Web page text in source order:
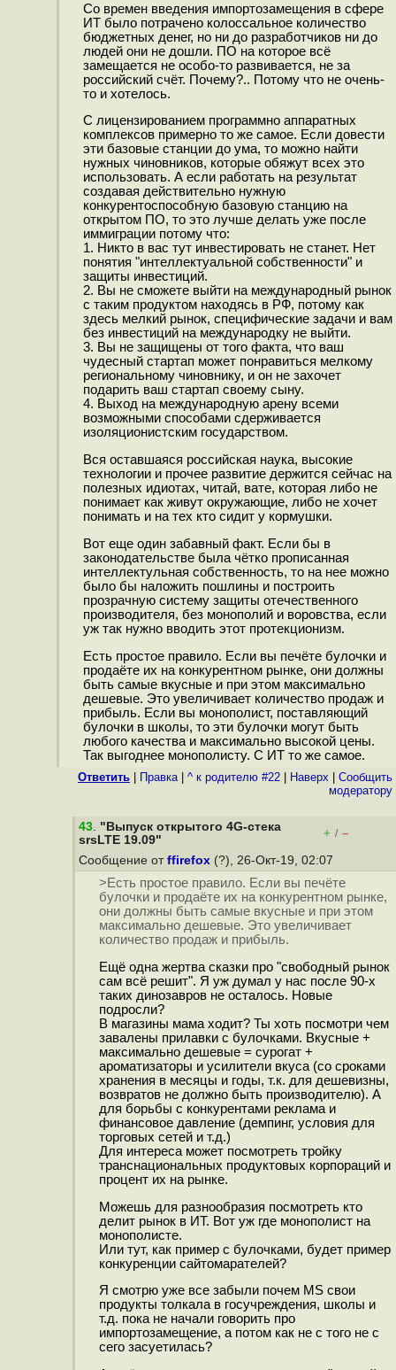
Со времен введения импортозамещения в сфере
ИТ было потрачено колоссальное количество
бюджетных денег, но ни до разработчиков ни до
людей они не дошли. ПО на которое всё
замещается не особо-то развивается, не за
российский счёт. Почему?.. Потому что не очень-
то и хотелось.
С лицензированием программно аппаратных
комплексов примерно то же самое. Если довести
эти базовые станции до ума, то можно найти
нужных чиновников, которые обяжут всех это
использовать. А если работать на результат
создавая действительно нужную
конкурентоспособную базовую станцию на
открытом ПО, то это лучше делать уже после
иммиграции потому что:
1. Никто в вас тут инвестировать не станет. Нет
понятия "интеллектуальной собственности" и
защиты инвестиций.
2. Вы не сможете выйти на международный рынок
с таким продуктом находясь в РФ, потому как
здесь мелкий рынок, специфические задачи и вам
без инвестиций на международку не выйти.
3. Вы не защищены от того факта, что ваш
чудесный стартап может понравиться мелкому
региональному чиновнику, и он не захочет
подарить ваш стартап своему сыну.
4. Выход на международную арену всеми
возможными способами сдерживается
изоляционистским государством.
Вся оставшаяся российская наука, высокие
технологии и прочее развитие держится сейчас на
полезных идиотах, читай, вате, которая либо не
понимает как живут окружающие, либо не хочет
понимать и на тех кто сидит у кормушки.
Вот еще один забавный факт. Если бы в
законодательстве была чётко прописанная
интеллектульная собственность, то на нее можно
было бы наложить пошлины и построить
прозрачную систему защиты отечественного
производителя, без монополий и воровства, если
уж так нужно вводить этот протекционизм.
Есть простое правило. Если вы печёте булочки и
продаёте их на конкурентном рынке, они должны
быть самые вкусные и при этом максимально
дешевые. Это увеличивает количество продаж и
прибыль. Если вы монополист, поставляющий
булочки в школы, то эти булочки могут быть
любого качества и максимально высокой цены.
Так выгоднее монополисту. С ИТ то же самое.
Ответить Правка| ^ к родителю #22 Наверх
Cообщить
модератору
43. "Выпуск открытого 4G-стека
srsLTE 19.09"
+ / –
Сообщение от ffirefox (?), 26-Окт-19, 02:07
>Есть простое правило. Если вы печёте
булочки и продаёте их на конкурентном рынке,
они должны быть самые вкусные и при этом
максимально дешевые. Это увеличивает
количество продаж и прибыль.
Ещё одна жертва сказки про "свободный рынок
сам всё решит". Я уж думал у нас после 90-х
таких динозавров не осталось. Новые
подросли?
В магазины мама ходит? Ты хоть посмотри чем
завалены прилавки с булочками. Вкусные +
максимально дешевые = сурогат +
ароматизаторы и усилители вкуса (со сроками
хранения в месяцы и годы, т.к. для дешевизны,
возвратов не должно быть производителю). А
для борьбы с конкурентами реклама и
финансовое давление (демпинг, условия для
торговых сетей и т.д.)
Для интереса может посмотреть тройку
транснациональных продуктовых корпораций и
процент их на рынке.
Можешь для разнообразия посмотреть кто
делит рынок в ИТ. Вот уж где монополист на
монополисте.
Или тут, как пример с булочками, будет пример
конкуренции сайтомарателей?
Я смотрю уже все забыли почем MS свои
продукты толкала в госучреждения, школы и
т.д. пока не начали говорить про
импортозамещение, а потом как не с того не с
сего засуетилась?